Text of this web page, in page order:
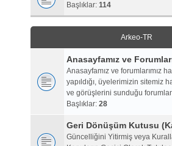
Başlıklar: 114
Arkeo-TR
Anasayfamız ve
Anasayfamız ve forumlarımız
yapıldığı, üyelerimizin sitemiz
ve görüşlerini sunduğu
Başlıklar: 28
Geri Dönüşüm Kutusu
Güncelliğini Yitirmiş veya